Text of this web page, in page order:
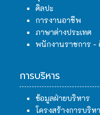
ศิลปะ
การงานอาชีพ
ภาษาต่างประเทศ
พนักงานราชการ -
การบริหาร
ข้อมูลฝ่ายบริหาร
โครงสร้างการบริห